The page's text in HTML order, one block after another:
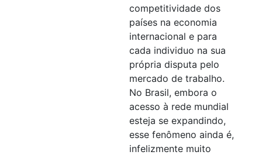
competitividade dos
países na economia
internacional e para
cada individuo na sua
própria disputa pelo
mercado de trabalho.
No Brasil, embora o
acesso à rede mundial
esteja se expandindo,
esse fenômeno ainda é,
infelizmente muito